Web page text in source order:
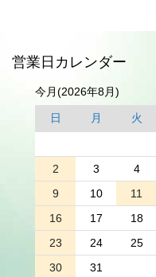
営業日カレンダー
今月(2026年8月)
日 月 火
2
3 4
9
10 11
16
17 18
23
24 25
30
31